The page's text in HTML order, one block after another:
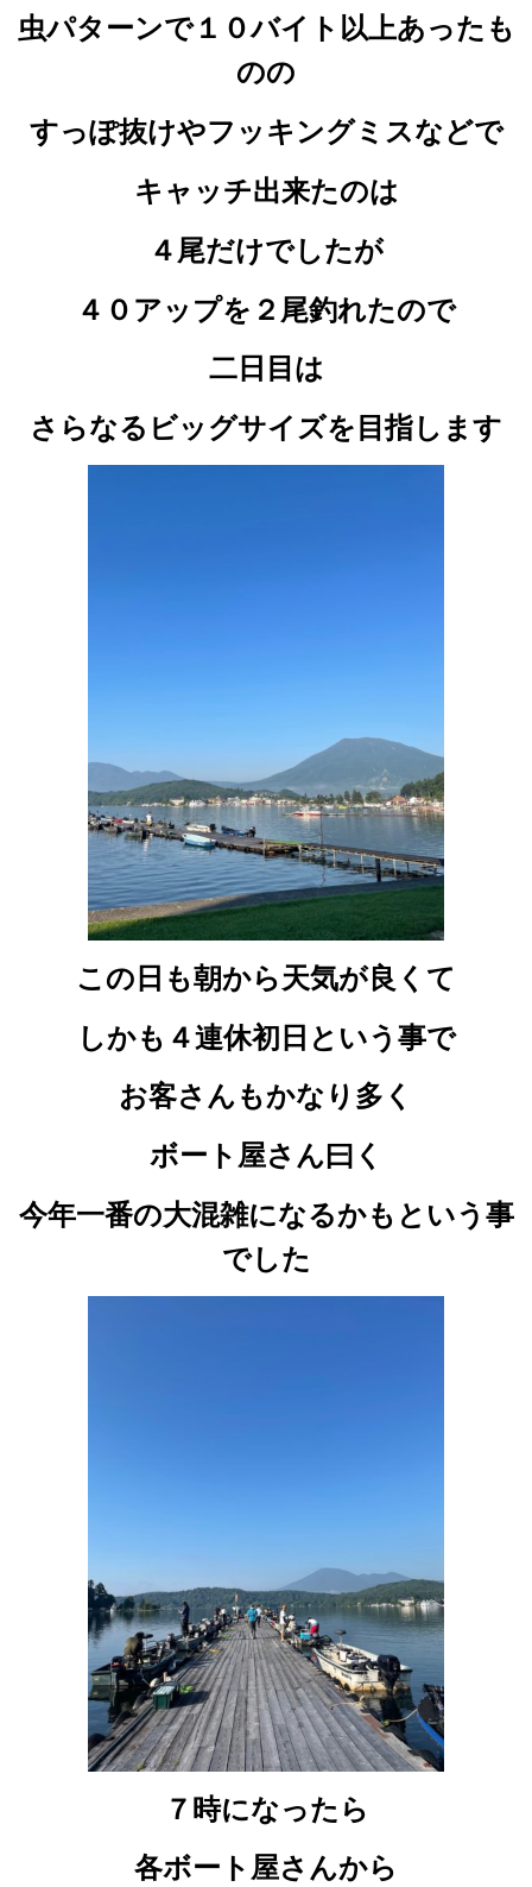
虫パターンで１０バイト以上あったも
のの
すっぽ抜けやフッキングミスなどで
キャッチ出来たのは
４尾だけでしたが
４０アップを２尾釣れたので
二日目は
さらなるビッグサイズを目指します
この日も朝から天気が良くて
しかも４連休初日という事で
お客さんもかなり多く
ボート屋さん曰く
今年一番の大混雑になるかもという事
でした
７時になったら
各ボート屋さんから